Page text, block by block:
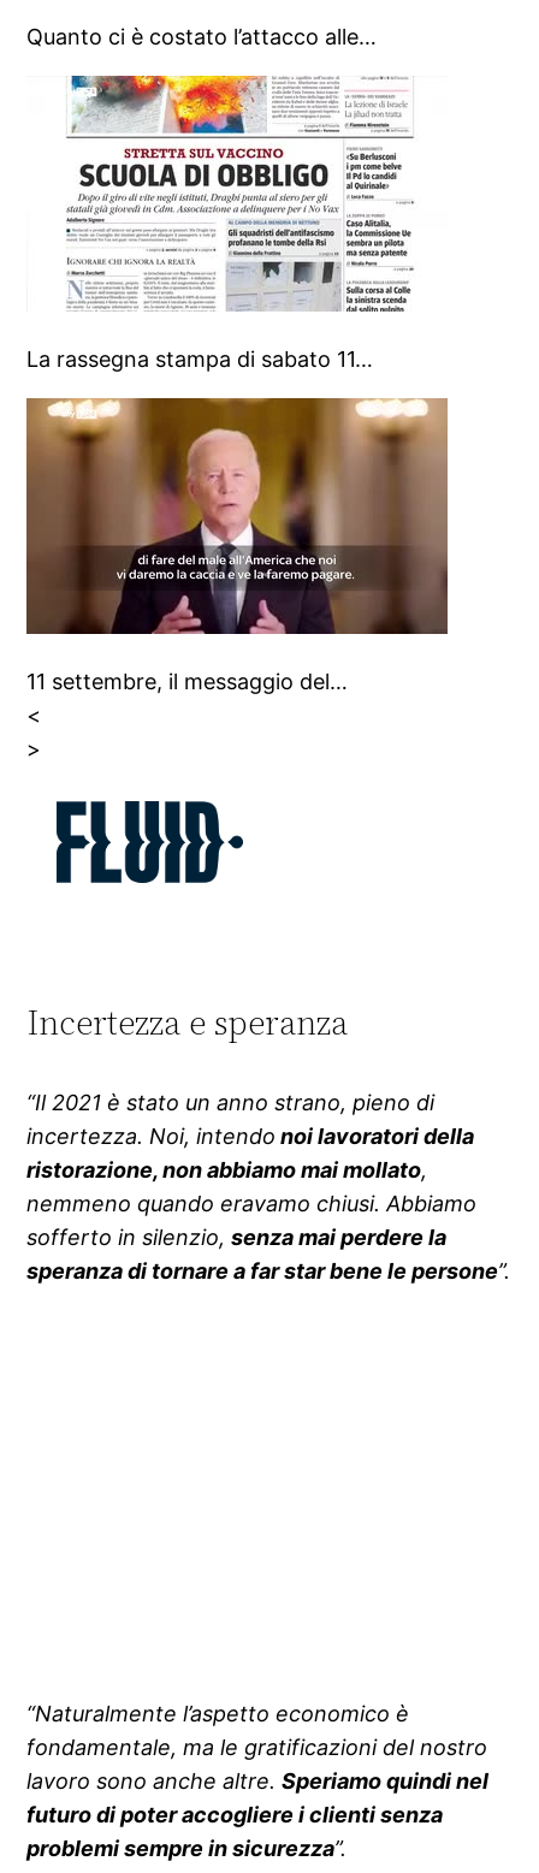
Quanto ci è costato l’attacco alle…
La rassegna stampa di sabato 11…
11 settembre, il messaggio del…
<
>
Incertezza e speranza
“Il 2021 è stato un anno strano, pieno di
incertezza. Noi, intendo noi lavoratori della
ristorazione, non abbiamo mai mollato,
nemmeno quando eravamo chiusi. Abbiamo
sofferto in silenzio,senza mai perdere la
speranza di tornare a far star bene le persone”.
“Naturalmente l’aspetto economico è
fondamentale, ma le gratificazioni del nostro
lavoro sono anche altre.Speriamo quindi nel
futuro di poter accogliere i clienti senza
problemi sempre in sicurezza”.